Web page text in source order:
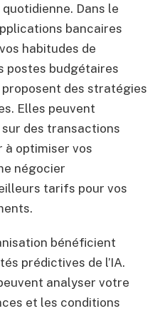
Dans le
bancaires
habitudes de
postes budgétaires
des stratégies
Elles peuvent
des transactions
à optimiser vos
négocier
tarifs pour vos
bénéficient
prédictives de l’IA.
analyser votre
et les conditions